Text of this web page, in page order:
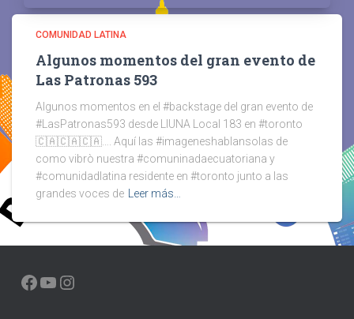
COMUNIDAD LATINA
Algunos momentos del gran evento de
Las Patronas 593
Algunos momentos en el #backstage del gran evento de
#LasPatronas593 desde LIUNA Local 183 en #toronto
🇨🇦🇨🇦🇨🇦…. Aquí las #imageneshablansolas de
como vibrò nuestra #comuninadaecuatoriana y
#comunidadlatina residente en #toronto junto a las
grandes voces de
Leer más…
FACEBOOK YOUTUBE